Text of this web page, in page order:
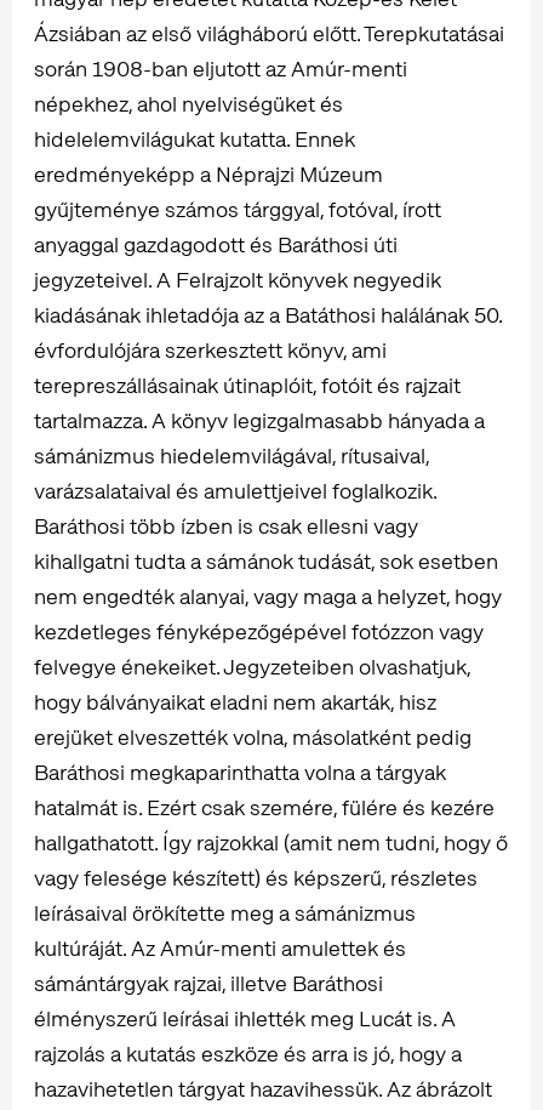
Ázsiában az első világháború előtt. Terepkutatásai
során 1908-ban eljutott az Amúr-menti
népekhez, ahol nyelviségüket és
hidelelemvilágukat kutatta. Ennek
eredményeképp a Néprajzi Múzeum
gyűjteménye számos tárggyal, fotóval, írott
anyaggal gazdagodott és Baráthosi úti
jegyzeteivel. A Felrajzolt könyvek negyedik
kiadásának ihletadója az a Batáthosi halálának 50.
évfordulójára szerkesztett könyv, ami
terepreszállásainak útinaplóit, fotóit és rajzait
tartalmazza. A könyv legizgalmasabb hányada a
sámánizmus hiedelemvilágával, rítusaival,
varázsalataival és amulettjeivel foglalkozik.
Baráthosi több ízben is csak ellesni vagy
kihallgatni tudta a sámánok tudását, sok esetben
nem engedték alanyai, vagy maga a helyzet, hogy
kezdetleges fényképezőgépével fotózzon vagy
felvegye énekeiket. Jegyzeteiben olvashatjuk,
hogy bálványaikat eladni nem akarták, hisz
erejüket elveszették volna, másolatként pedig
Baráthosi megkaparinthatta volna a tárgyak
hatalmát is. Ezért csak szemére, fülére és kezére
hallgathatott. Így rajzokkal (amit nem tudni, hogy ő
vagy felesége készített) és képszerű, részletes
leírásaival örökítette meg a sámánizmus
kultúráját. Az Amúr-menti amulettek és
sámántárgyak rajzai, illetve Baráthosi
élményszerű leírásai ihlették meg Lucát is. A
rajzolás a kutatás eszköze és arra is jó, hogy a
hazavihetetlen tárgyat hazavihessük. Az ábrázolt